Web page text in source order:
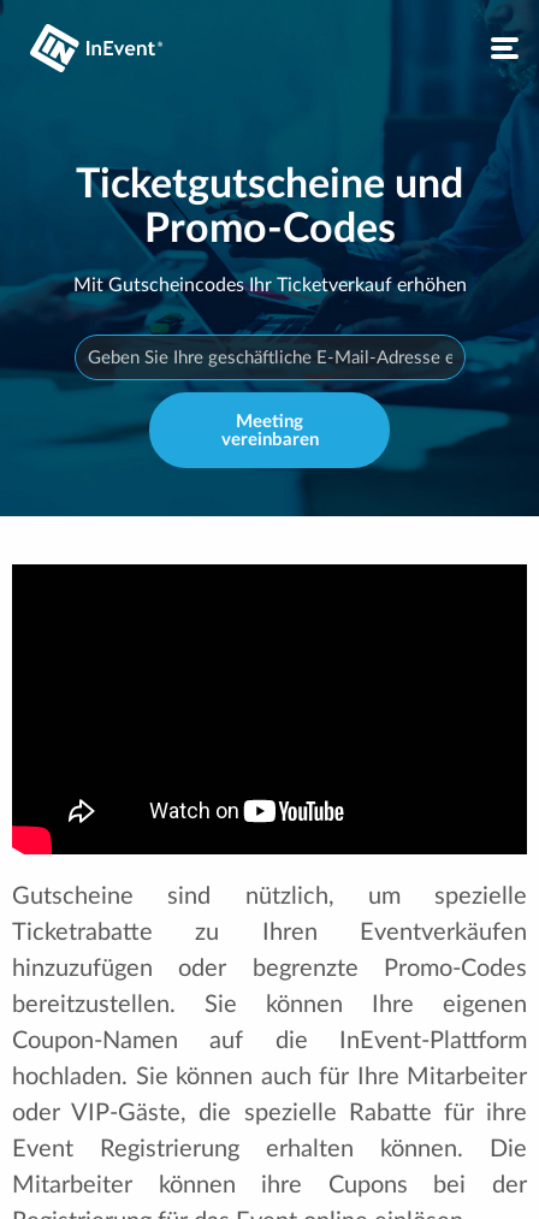
Ticketgutscheine und
Promo-Codes
Mit Gutscheincodes Ihr Ticketverkauf erhöhen
Meeting
vereinbaren
Gutscheine sind nützlich, um spezielle
Ticketrabatte zu Ihren Eventverkäufen
hinzuzufügen oder begrenzte Promo-Codes
bereitzustellen. Sie können Ihre eigenen
Coupon-Namen auf die InEvent-Plattform
hochladen. Sie können auch für Ihre Mitarbeiter
oder VIP-Gäste, die spezielle Rabatte für ihre
Event Registrierung erhalten können. Die
Mitarbeiter können ihre Cupons bei der